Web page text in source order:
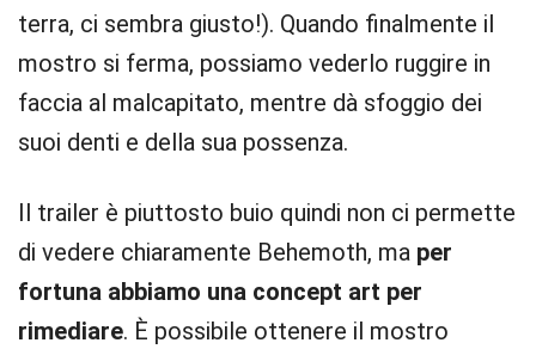
terra, ci sembra giusto!). Quando finalmente il
mostro si ferma, possiamo vederlo ruggire in
faccia al malcapitato, mentre dà sfoggio dei
suoi denti e della sua possenza.
Il trailer è piuttosto buio quindi non ci permette
di vedere chiaramente Behemoth, ma per
fortuna abbiamo una concept art per
rimediare. È possibile ottenere il mostro